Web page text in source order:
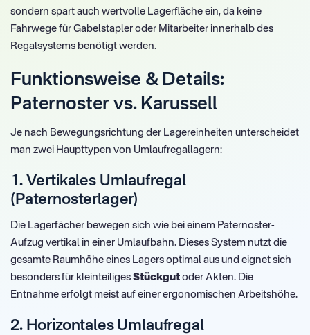
sondern spart auch wertvolle Lagerfläche ein, da keine
Fahrwege für Gabelstapler oder Mitarbeiter innerhalb des
Regalsystems benötigt werden.
Funktionsweise & Details:
Paternoster vs. Karussell
Je nach Bewegungsrichtung der Lagereinheiten unterscheidet
man zwei Haupttypen von Umlaufregallagern:
1. Vertikales Umlaufregal
(Paternosterlager)
Die Lagerfächer bewegen sich wie bei einem Paternoster-
Aufzug vertikal in einer Umlaufbahn. Dieses System nutzt die
gesamte Raumhöhe eines Lagers optimal aus und eignet sich
besonders für kleinteiliges Stückgut oder Akten. Die
Entnahme erfolgt meist auf einer ergonomischen Arbeitshöhe.
2. Horizontales Umlaufregal